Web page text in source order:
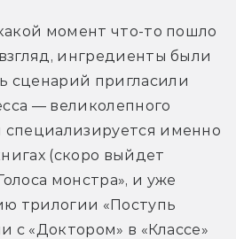
момент что-то пошло
ингредиенты были
сценарий пригласили
— великолепного
специализируется именно
(скоро выйдет
монстра», и уже
трилогии «Поступь
с «Доктором» в «Классе»